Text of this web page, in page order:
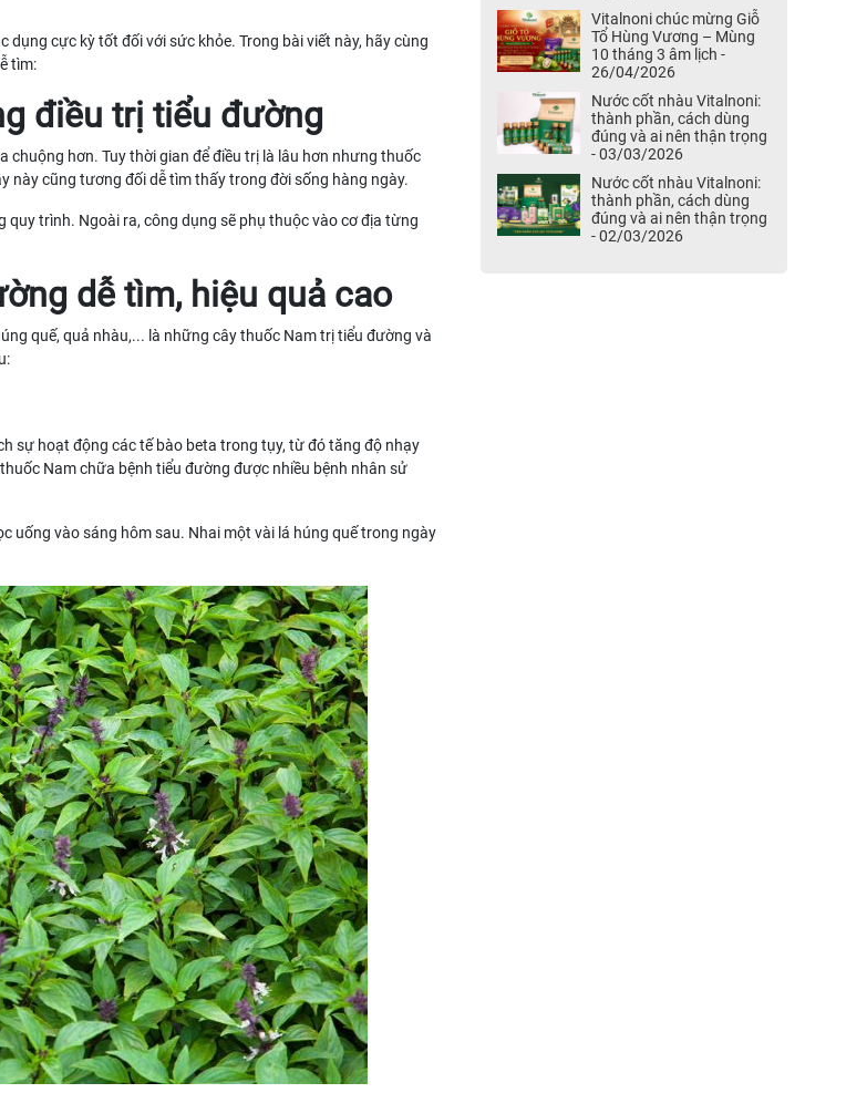
cực kỳ tốt đối với sức khỏe. Trong bài viết này, hãy cùng
tìm:
điều trị tiểu đường
chuộng hơn. Tuy thời gian để điều trị là lâu hơn nhưng thuốc
này cũng tương đối dễ tìm thấy trong đời sống hàng ngày.
trình. Ngoài ra, công dụng sẽ phụ thuộc vào cơ địa từng
dễ tìm, hiệu quả cao
quế, quả nhàu,... là những cây thuốc Nam trị tiểu đường và
sự hoạt động các tế bào beta trong tụy, từ đó tăng độ nhạy
Nam chữa bệnh tiểu đường được nhiều bệnh nhân sử
uống vào sáng hôm sau. Nhai một vài lá húng quế trong ngày
Vitalnoni chúc mừng Giỗ
Tổ Hùng Vương – Mùng
10 tháng 3 âm lịch -
26/04/2026
Nước cốt nhàu Vitalnoni:
thành phần, cách dùng
đúng và ai nên thận trọng
- 03/03/2026
Nước cốt nhàu Vitalnoni:
thành phần, cách dùng
đúng và ai nên thận trọng
- 02/03/2026